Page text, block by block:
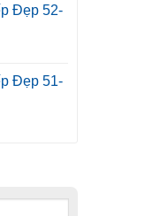
Đẹp 52-
Đẹp 51-